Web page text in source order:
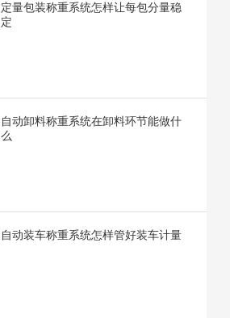
定量包装称重系统怎样让每包分量稳
定
自动卸料称重系统在卸料环节能做什
么
自动装车称重系统怎样管好装车计量